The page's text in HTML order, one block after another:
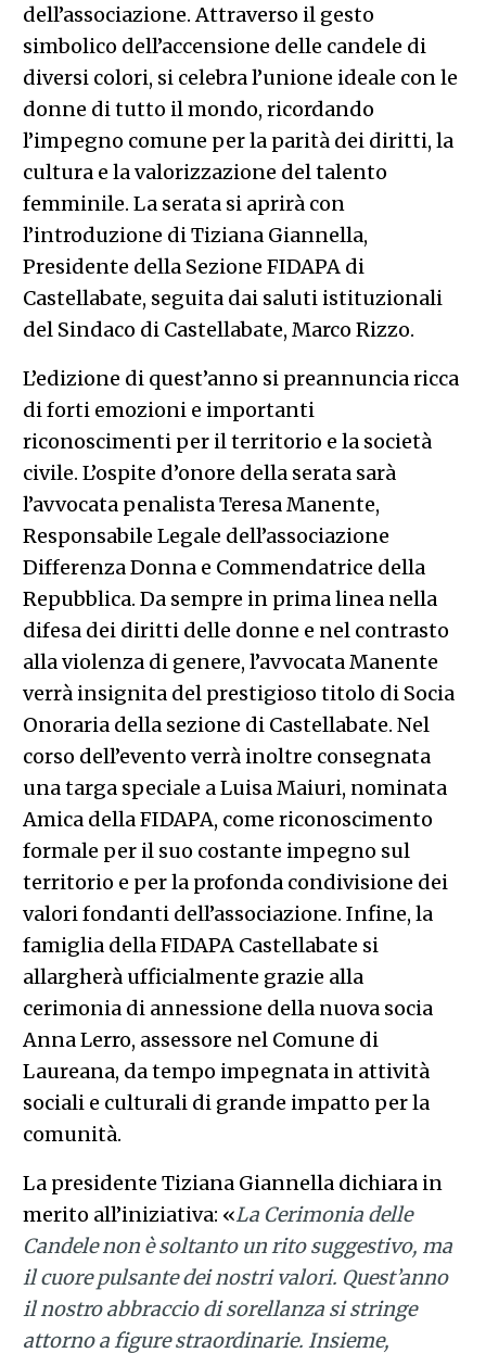
dell’associazione. Attraverso il gesto
simbolico dell’accensione delle candele di
diversi colori, si celebra l’unione ideale con le
donne di tutto il mondo, ricordando
l’impegno comune per la parità dei diritti, la
cultura e la valorizzazione del talento
femminile. La serata si aprirà con
l’introduzione di Tiziana Giannella,
Presidente della Sezione FIDAPA di
Castellabate, seguita dai saluti istituzionali
del Sindaco di Castellabate, Marco Rizzo.
L’edizione di quest’anno si preannuncia ricca
di forti emozioni e importanti
riconoscimenti per il territorio e la società
civile. L’ospite d’onore della serata sarà
l’avvocata penalista Teresa Manente,
Responsabile Legale dell’associazione
Differenza Donna e Commendatrice della
Repubblica. Da sempre in prima linea nella
difesa dei diritti delle donne e nel contrasto
alla violenza di genere, l’avvocata Manente
verrà insignita del prestigioso titolo di Socia
Onoraria della sezione di Castellabate. Nel
corso dell’evento verrà inoltre consegnata
una targa speciale a Luisa Maiuri, nominata
Amica della FIDAPA, come riconoscimento
formale per il suo costante impegno sul
territorio e per la profonda condivisione dei
valori fondanti dell’associazione. Infine, la
famiglia della FIDAPA Castellabate si
allargherà ufficialmente grazie alla
cerimonia di annessione della nuova socia
Anna Lerro, assessore nel Comune di
Laureana, da tempo impegnata in attività
sociali e culturali di grande impatto per la
comunità.
La presidente Tiziana Giannella dichiara in
merito all’iniziativa: «La Cerimonia delle
Candele non è soltanto un rito suggestivo, ma
il cuore pulsante dei nostri valori. Quest’anno
il nostro abbraccio di sorellanza si stringe
attorno a figure straordinarie. Insieme,